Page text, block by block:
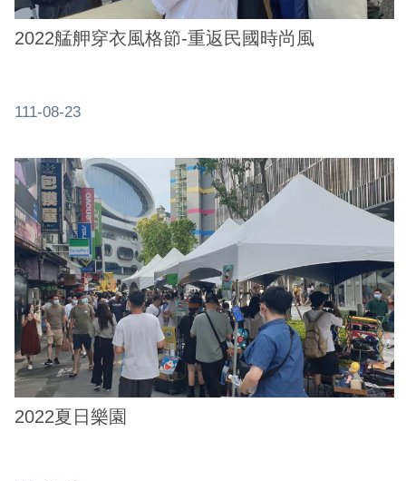
2022艋舺穿衣風格節-重返民國時尚風
111-08-23
2022夏日樂園